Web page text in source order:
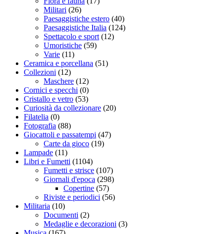
Militari (26)
Paesaggistiche estero (40)
Paesaggistiche Italia (124)
Spettacolo e sport (12)
Umoristiche (59)
Varie (11)
Ceramica e porcellana (51)
Collezioni (12)
Maschere (12)
Cornici e specchi (0)
Cristallo e vetro (53)
Curiosità da collezionare (20)
Filatelia (0)
Fotografia (88)
Giocattoli e passatempi (47)
Carte da gioco (19)
Lampade (11)
Libri e Fumetti (1104)
Fumetti e strisce (107)
Giornali d'epoca (298)
Copertine (57)
Riviste e periodici (56)
Militaria (10)
Documenti (2)
Medaglie e decorazioni (3)